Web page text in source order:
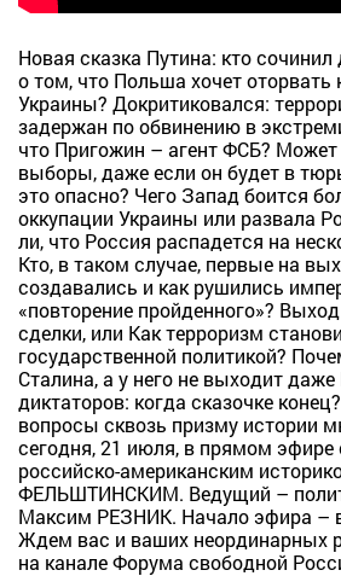
Новая сказка Путина: кто
о том, что Польша хочет оторвать
Украины? Докритиковался:
задержан по обвинению в
что Пригожин – агент ФСБ?
выборы, даже если он будет в
это опасно? Чего Запад боится
оккупации Украины или развала
ли, что Россия распадется на
Кто, в таком случае, первые на
создавались и как рушились
«повторение пройденного»?
сделки, или Как терроризм
государственной политикой?
Сталина, а у него не выходит
диктаторов: когда сказочке
вопросы сквозь призму истории
сегодня, 21 июля, в прямом эфире
российско-американским
ФЕЛЬШТИНСКИМ. Ведущий –
Максим РЕЗНИК. Начало эфира –
Ждем вас и ваших неординарных
на канале Форума свободной